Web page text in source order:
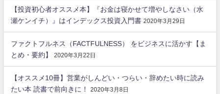
【投資初心者オススメ本】『お金は寝かせて増やしなさい（水
瀬ケンイチ）』はインデックス投資入門書 2020年3月29日
ファクトフルネス（FACTFULNESS） をビジネスに活かす【ま
とめ・要約】
2020年3月22日
【オススメ10冊】営業がしんどい・つらい・辞めたい時に読み
たい本 読書で前向きに！
2020年3月8日